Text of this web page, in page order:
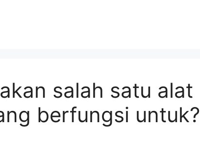
salah satu alat
berfungsi untuk?